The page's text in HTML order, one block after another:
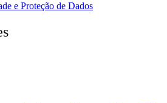
e Proteção de Dados